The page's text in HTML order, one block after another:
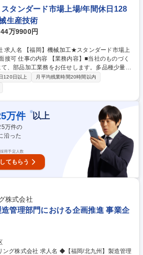
応支援システム P-GAIROS」を活用できます。
ーサービス担当/年休129日/安定した固定給/定着
スタンダード市場上場/年間休日128
生産技術
万9900円
上
社のものづく
、部品加工業務をお任せします。多品種少量生
高いものづくりを追求するポジションです。
ら依頼される試作部品や量産部品などの加工が
部品の加工をしていただきます。 【入社後の流
加工フローに慣れていただくため、OJTを中心
富な先輩社員がサポートしますので、これまで
独自ノウハウを吸収してください。 募集職種
ダード市場上場/年間休日128日/WEB面接可
120日以上
月平均残業時間20時間以内
万件 ※以上
万件の
沿った
用予定人数
てもらう
株式会社
造管理部門における企画推進 事業企
【福岡/北九州】製造管理